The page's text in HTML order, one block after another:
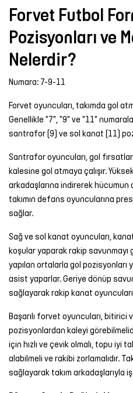
Forvet Futbol
Pozisyonları ve
Nelerdir?
Numara: 7-9-11
Forvet oyuncuları, takımda gol
Genellikle "7", "9" ve "11"
santrafor (9) ve sol kanat (11)
Santrafor oyuncuları, gol
kalesine gol atmaya çalışır.
arkadaşlarına indirerek hücumun
takımın defans oyuncularına
sağlar.
Sağ ve sol kanat oyuncuları,
koşular yaparak rakip savunmayı
yapılan ortalarla gol pozisyonları
asist yaparlar. Geriye dönüp
sağlayarak rakip kanat
Başarılı forvet oyuncuları, bitirici
pozisyonlardan kaleyi
için hızlı ve çevik olmalı, topu iyi
alabilmeli ve rakibi zorlamalıdır.
sağlayarak takım arkadaşlarıyla iş